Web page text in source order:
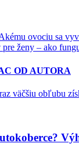
ovociu sa
ženy – ako
OD AUTORA